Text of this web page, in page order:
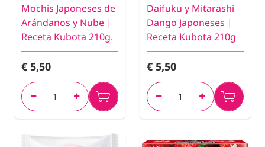
Mochis Japoneses de
Arándanos y Nube |
Receta Kubota 210g.
€ 5,50
Daifuku y Mitarashi
Dango Japoneses |
Receta Kubota 210g
€ 5,50